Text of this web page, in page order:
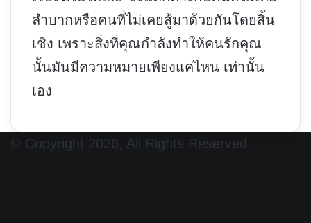
ลำบากหรือคนที่ไม่เคยสู้มาด้วยกันโดยสิ้น
เชิง เพราะสิ่งที่คุณกำลังทำให้คนรักคุณ
นั้นมันมีความหมายเพียงแค่ไหน เท่านั้น
เอง
© Copyright 2026, All Rights Reserved